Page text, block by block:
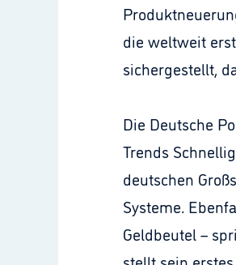
die weltweit
sichergestellt,
Die Deutsche
Trends
deutschen
Systeme.
Geldbeutel –